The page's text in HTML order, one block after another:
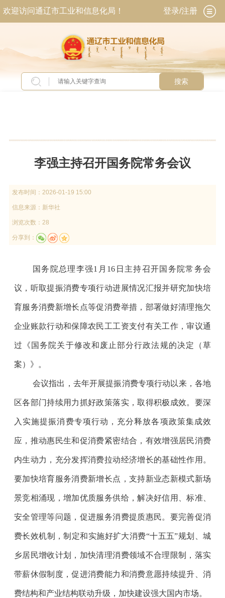
欢迎访问通辽市工业和信息化局！ 登录/注册
搜索
李强主持召开国务院常务会议
发布时间： 2026-01-19 15:00
信息来源： 新华社
浏览次数：28
分享到：
国务院总理李强1月16日主持召开国务院常务会
议，听取提振消费专项行动进展情况汇报并研究加快培
育服务消费新增长点等促消费举措，部署做好清理拖欠
企业账款行动和保障农民工工资支付有关工作，审议通
过《国务院关于修改和废止部分行政法规的决定（草
案）》。
会议指出，去年开展提振消费专项行动以来，各地
区各部门持续用力抓好政策落实，取得积极成效。要深
入实施提振消费专项行动，充分释放各项政策集成效
应，推动惠民生和促消费紧密结合，有效增强居民消费
内生动力，充分发挥消费拉动经济增长的基础性作用。
要加快培育服务消费新增长点，支持新业态新模式新场
景竞相涌现，增加优质服务供给，解决好信用、标准、
安全管理等问题，促进服务消费提质惠民。要完善促消
费长效机制，制定和实施好扩大消费“十五五”规划、城
乡居民增收计划，加快清理消费领域不合理限制，落实
带薪休假制度，促进消费能力和消费意愿持续提升、消
费结构和产业结构联动升级，加快建设强大国内市场。